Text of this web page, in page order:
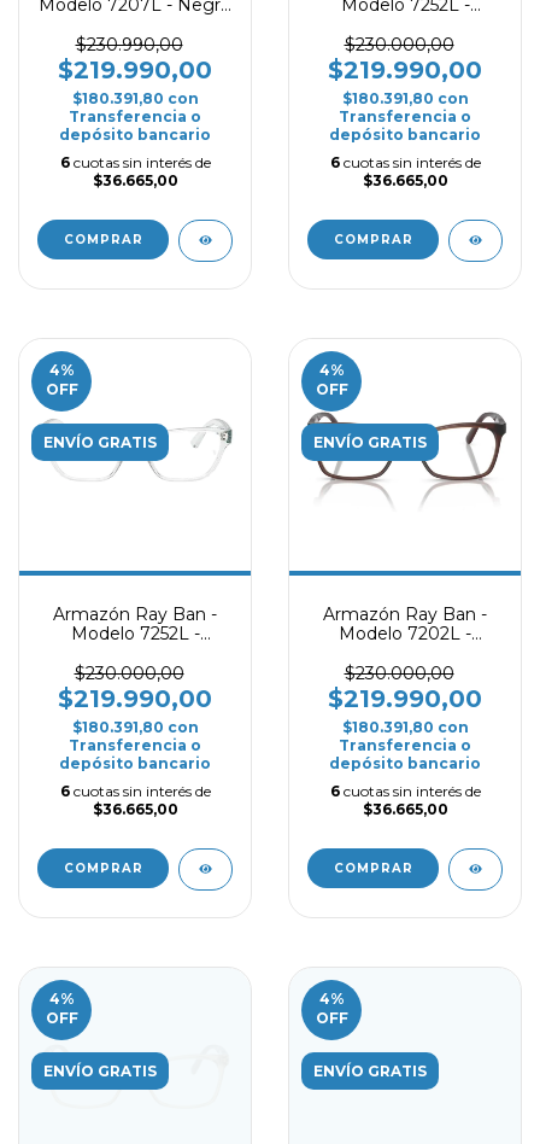
$230.990,00
$219.990,00
$180.391,80 con
Transferencia o
depósito bancario
6 cuotas sin interés de
$36.665,00
COMPRAR
$230.000,00
$219.990,00
$180.391,80 con
Transferencia o
depósito bancario
6 cuotas sin interés de
$36.665,00
COMPRAR
4%
OFF
ENVÍO GRATIS
Armazón Ray Ban -
Modelo 7252L -
$230.000,00
$219.990,00
$180.391,80 con
Transferencia o
depósito bancario
6 cuotas sin interés de
$36.665,00
COMPRAR
4%
OFF
ENVÍO GRATIS
Armazón Ray Ban -
Modelo 7202L -
$230.000,00
$219.990,00
$180.391,80 con
Transferencia o
depósito bancario
6 cuotas sin interés de
$36.665,00
COMPRAR
4%
OFF
ENVÍO GRATIS
4%
OFF
ENVÍO GRATIS